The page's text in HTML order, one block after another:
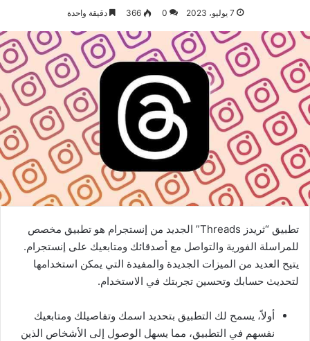
7 يوليو، 2023 0
366 دقيقة واحدة
تطبيق “ثريدز Threads” الجديد من إنستجرام هو تطبيق مخصص
للمراسلة الفورية والتواصل مع أصدقائك ومتابعيك على إنستجرام.
يتيح العديد من الميزات الجديدة والمفيدة التي يمكن استخدامها
لتحديث حسابك وتحسين تجربتك في الاستخدام.
أولاً، يسمح لك التطبيق بتحديد اسمك وتفاصيلك ومتابعيك
نفسهم في التطبيق، مما يسهل الوصول إلى الأشخاص الذين